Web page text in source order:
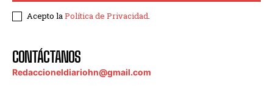
Acepto laPolítica de Privacidad.
CONTÁCTANOS
Redaccioneldiariohn@gmail.com